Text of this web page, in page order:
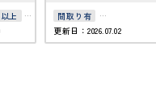
上
間取り有
駐車場2台可
更新日：2026.07.02